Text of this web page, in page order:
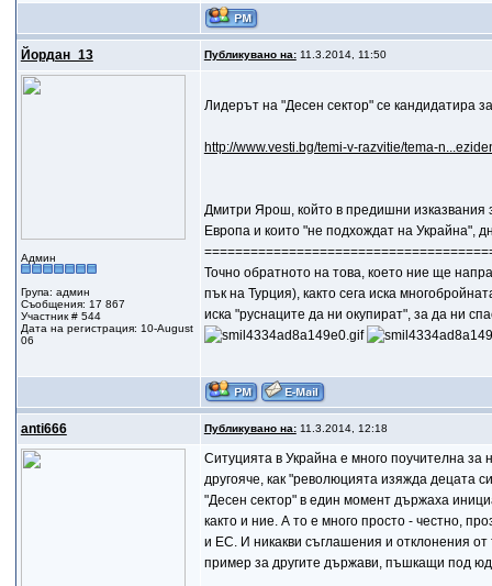
Йордан_13 Публикувано на:11.3.2014, 11:50
Админ
Група: админ
Съобщения: 17 867
Участник # 544
Дата на регистрация: 10-August
06
Лидерът на "Десен сектор" се кандидатира
http://www.vesti.bg/temi-v-razvitie/tema-
Дмитри Ярош, който в предишни изказвания
Европа и които "не подхождат на Украйна",
Точно обратното на това, което ние ще
пък на Турция), както сега иска
иска "руснаците да ни окупират", за да ни
anti666 Публикувано на:11.3.2014, 12:18
Ситуцията в Украйна е много поучителна за
другояче, как "революцията изяжда децата
"Десен сектор" в един момент държаха
както и ние. А то е много просто - честно,
и ЕС. И никакви съглашения и отклонения
пример за другите държави, пъшкащи под